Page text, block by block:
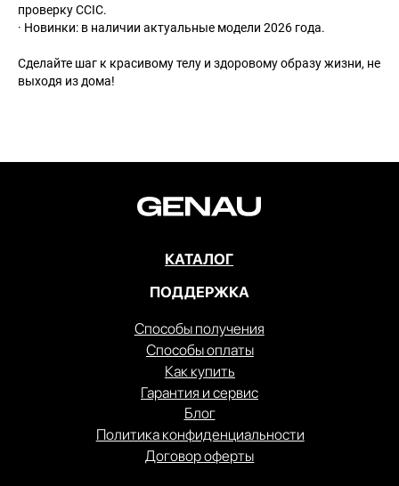
проверку CCIC.
· Новинки: в наличии актуальные модели 2026 года.
Сделайте шаг к красивому телу и здоровому образу жизни, не
выходя из дома!